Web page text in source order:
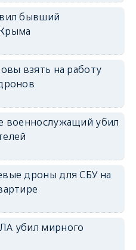
бывший
взять на работу
военнослужащий убил
дроны для СБУ на
убил мирного